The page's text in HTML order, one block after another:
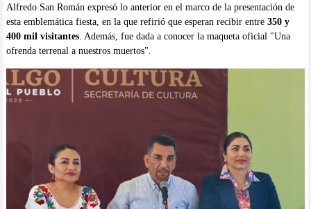
Alfredo San Román expresó lo anterior en el marco de la presentación de
esta emblemática fiesta, en la que refirió que esperan recibir entre 350 y
400 mil visitantes. Además, fue dada a conocer la maqueta oficial "Una
ofrenda terrenal a nuestros muertos".